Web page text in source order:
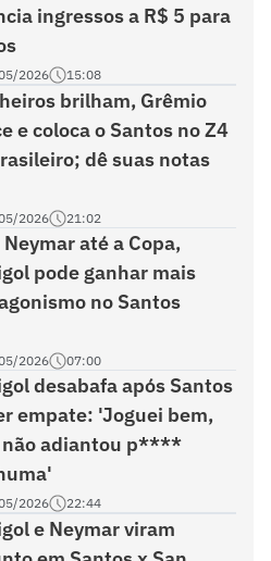
ingressos a R$ 5 para
2026 15:08
brilham, Grêmio
e coloca o Santos no Z4
dê suas notas
2026 21:02
Neymar até a Copa,
pode ganhar mais
no Santos
2026 07:00
desabafa após Santos
empate: 'Joguei bem,
não adiantou p****
2026 22:44
e Neymar viram